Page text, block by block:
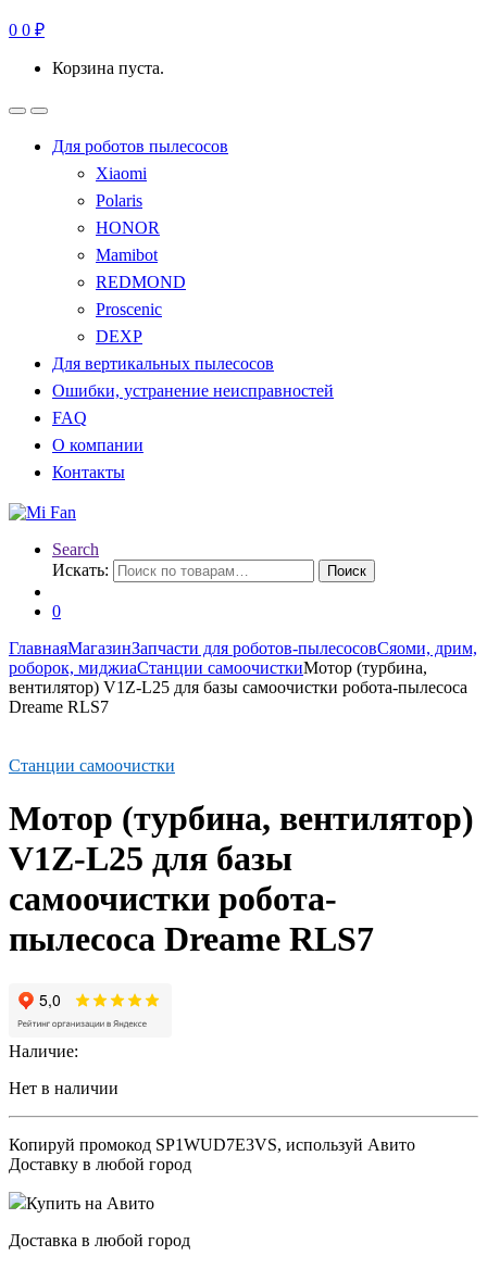
0 0 ₽
Корзина пуста.
Для роботов пылесосов
Xiaomi
Polaris
HONOR
Mamibot
REDMOND
Proscenic
DEXP
Для вертикальных пылесосов
Ошибки, устранение неисправностей
FAQ
О компании
Контакты
Search
Искать:
Поиск
0
ГлавнаяМагазинЗапчасти для роботов-пылесосовСяоми, дрим,
роборок, миджиаСтанции самоочисткиМотор (турбина,
вентилятор) V1Z-L25 для базы самоочистки робота-пылесоса
Dreame RLS7
Станции самоочистки
Мотор (турбина, вентилятор)
V1Z-L25 для базы
самоочистки робота-
пылесоса Dreame RLS7
Наличие:
Нет в наличии
Копируй промокод SP1WUD7E3VS, используй Авито
Доставку в любой город
Купить на Авито
Доставка в любой город